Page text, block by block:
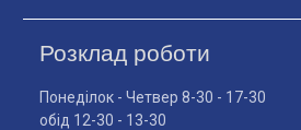
Розклад роботи
Понеділок - Четвер 8-30 - 17-30
обід 12-30 - 13-30